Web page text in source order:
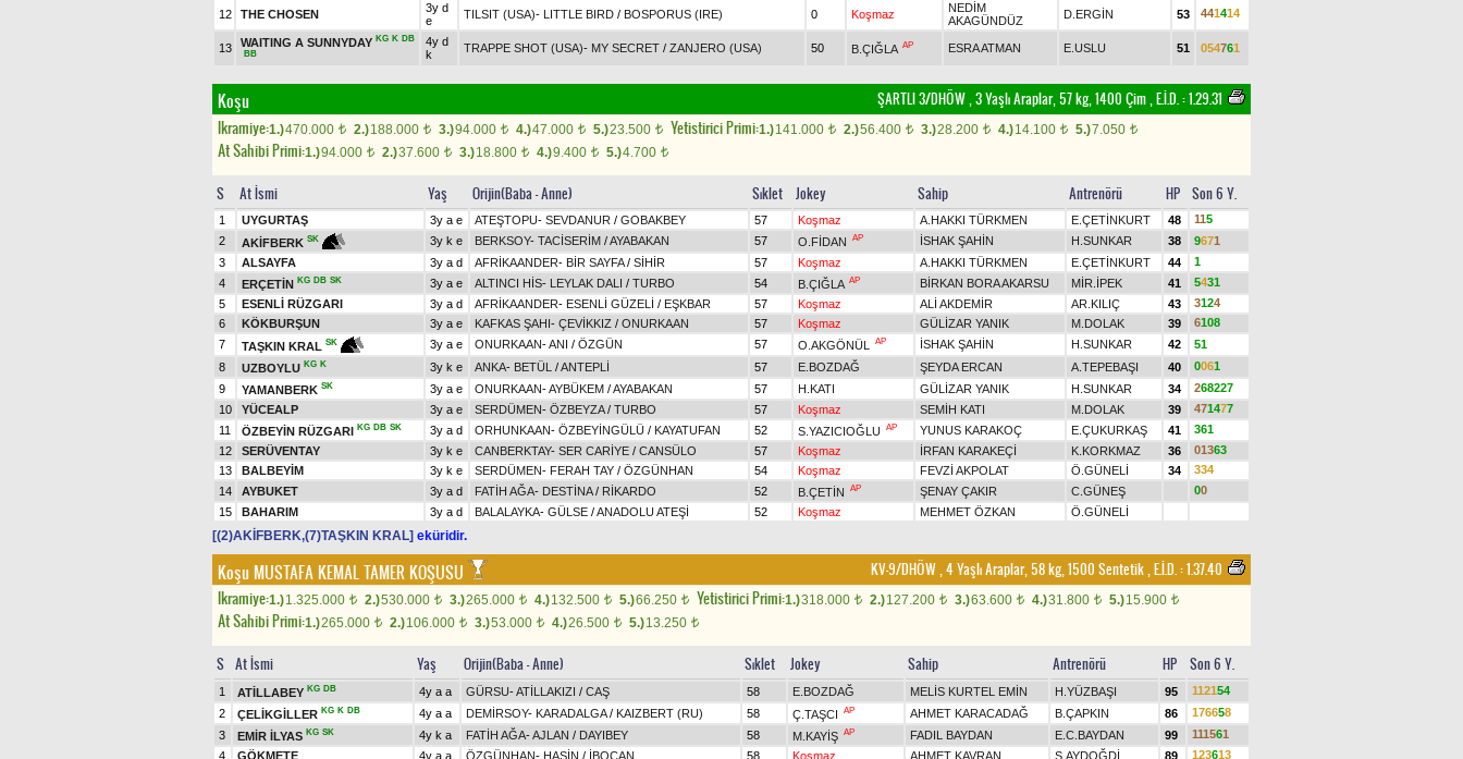
12 THE CHOSEN
3y d
e
TILSIT (USA)- LITTLE BIRD / BOSPORUS (IRE) 0 Koşmaz
NEDİM
AKAGÜNDÜZ
D.ERGİN 53 441414
13 WAITING A SUNNYDAY KG K DB
BB
4y d
k
TRAPPE SHOT (USA)- MY SECRET / ZANJERO (USA) 50 B.ÇIĞLA AP ESRA ATMAN E.USLU 51 054761
Koşu ŞARTLI 3/DHÖW , 3 Yaşlı Araplar, 57 kg, 1400 Çim,E.İ.D. :1.29.31
Ikramiye:1.)470.000 t 2.)188.000 t 3.)94.000 t 4.)47.000 t 5.)23.500 t Yetistirici Primi:1.)141.000 t 2.)56.400 t 3.)28.200 t 4.)14.100 t 5.)7.050 t
At Sahibi Primi:1.)94.000 t 2.)37.600 t 3.)18.800 t 4.)9.400 t 5.)4.700 t
S At İsmi Yaş Orijin(Baba - Anne) Sıklet Jokey Sahip Antrenörü HP Son 6 Y.
1 UYGURTAŞ 3y a e ATEŞTOPU- SEVDANUR / GOBAKBEY 57 Koşmaz A.HAKKI TÜRKMEN E.ÇETİNKURT 48 115
2
AKİFBERK SK 3y k e BERKSOY- TACİSERİM /AYABAKAN 57 O.FİDAN AP İSHAK ŞAHİN H.SUNKAR 38 9671
3
ALSAYFA 3y a d AFRİKAANDER- BİR SAYFA/ SİHİR 57 Koşmaz A.HAKKI TÜRKMEN E.ÇETİNKURT 44
1
4
ERÇETİN KG DB SK 3y a e ALTINCI HİS- LEYLAK DALI / TURBO 54 B.ÇIĞLA AP BİRKAN BORA AKARSU MİR.İPEK 41 5431
5
ESENLİ RÜZGARI 3y a d AFRİKAANDER- ESENLİ GÜZELİ / EŞKBAR 57 Koşmaz ALİ AKDEMİR AR.KILIÇ 43 3124
6
KÖKBURŞUN 3y a e KAFKAS ŞAHI- ÇEVİKKIZ / ONURKAAN 57 Koşmaz GÜLİZAR YANIK M.DOLAK 39 6108
7
TAŞKIN KRAL SK 3y a e ONURKAAN-ANI / ÖZGÜN 57 O.AKGÖNÜL AP İSHAK ŞAHİN H.SUNKAR 42 51
8
UZBOYLU KG K 3y k e ANKA- BETÜL /ANTEPLİ 57 E.BOZDAĞ ŞEYDA ERCAN A.TEPEBAŞI 40 0061
9
YAMANBERK SK 3y a e ONURKAAN-AYBÜKEM /AYABAKAN 57 H.KATI GÜLİZAR YANIK H.SUNKAR 34 268227
10
YÜCEALP 3y a e SERDÜMEN- ÖZBEYZA/ TURBO 57 Koşmaz SEMİH KATI M.DOLAK 39 471477
11
ÖZBEYİN RÜZGARI KG DB SK 3y a d ORHUNKAAN- ÖZBEYİNGÜLÜ / KAYATUFAN 52 S.YAZICIOĞLU AP YUNUS KARAKOÇ E.ÇUKURKAŞ 41 361
12
SERÜVENTAY 3y k e CANBERKTAY- SER CARİYE / CANSÜLO 57 Koşmaz İRFAN KARAKEÇİ K.KORKMAZ 36 01363
13
BALBEYİM 3y k e SERDÜMEN- FERAH TAY / ÖZGÜNHAN 54 Koşmaz FEVZİ AKPOLAT Ö.GÜNELİ 34 334
14
AYBUKET 3y a d FATİH AĞA- DESTİNA/ RİKARDO 52 B.ÇETİN AP ŞENAY ÇAKIR C.GÜNEŞ 00
15
BAHARIM 3y a d BALALAYKA- GÜLSE /ANADOLU ATEŞİ 52 Koşmaz MEHMET ÖZKAN Ö.GÜNELİ
[(2)AKİFBERK,(7)TAŞKIN KRAL] eküridir.
KoşuMUSTAFA KEMAL TAMER KOŞUSU KV-9/DHÖW , 4 Yaşlı Araplar, 58 kg, 1500 Sentetik,E.İ.D. :1.37.40
Ikramiye:1.)1.325.000 t 2.)530.000 t 3.)265.000 t 4.)132.500 t 5.)66.250 t Yetistirici Primi:1.)318.000 t 2.)127.200 t 3.)63.600 t 4.)31.800 t 5.)15.900 t
At Sahibi Primi:1.)265.000 t 2.)106.000 t 3.)53.000 t 4.)26.500 t 5.)13.250 t
S At İsmi Yaş Orijin(Baba - Anne) Sıklet Jokey Sahip Antrenörü HP Son 6 Y.
1 ATİLLABEY KG DB 4y a a GÜRSU-ATİLLAKIZI / CAŞ 58 E.BOZDAĞ MELİS KURTEL EMİN H.YÜZBAŞI 95 112154
2
ÇELİKGİLLER KG K DB 4y a a DEMİRSOY- KARADALGA/ KAIZBERT (RU) 58 Ç.TAŞCI AP AHMET KARACADAĞ B.ÇAPKIN 86 176658
3
EMİR İLYAS KG SK 4y k a FATİH AĞA-AJLAN / DAYIBEY 58 M.KAYİŞ AP FADIL BAYDAN E.C.BAYDAN 99 111561
4
GÖKMETE 4y a a ÖZGÜNHAN- HAŞİN / İBOCAN 58 Koşmaz AHMET KAVRAN S.AYDOĞDİ 89 123613